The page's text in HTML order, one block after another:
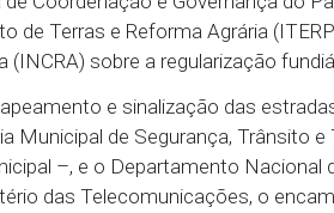
da precariedade
e atenção especial às
devidamente registradas, o
oficiando Ministério